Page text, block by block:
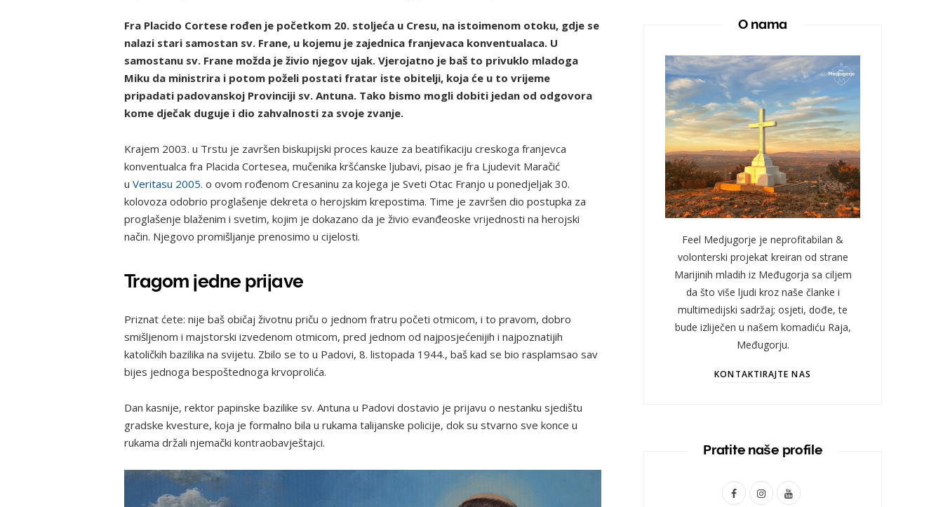
Fra Placido Cortese rođen je početkom 20. stoljeća u Cresu, na istoimenom otoku, gdje se
nalazi stari samostan sv. Frane, u kojemu je zajednica franjevaca konventualaca. U
samostanu sv. Frane možda je živio njegov ujak. Vjerojatno je baš to privuklo mladoga
Miku da ministrira i potom poželi postati fratar iste obitelji, koja će u to vrijeme
pripadati padovanskoj Provinciji sv. Antuna. Tako bismo mogli dobiti jedan od odgovora
kome dječak duguje i dio zahvalnosti za svoje zvanje.
Krajem 2003. u Trstu je završen biskupijski proces kauze za beatifikaciju creskoga franjevca
konventualca fra Placida Cortesea, mučenika kršćanske ljubavi, pisao je fra Ljudevit Maračić
u Veritasu 2005. o ovom rođenom Cresaninu za kojega je Sveti Otac Franjo u ponedjeljak 30.
kolovoza odobrio proglašenje dekreta o herojskim krepostima. Time je završen dio postupka za
proglašenje blaženim i svetim, kojim je dokazano da je živio evanđeoske vrijednosti na herojski
način. Njegovo promišljanje prenosimo u cijelosti.
Tragom jedne prijave
Priznat ćete: nije baš običaj životnu priču o jednom fratru početi otmicom, i to pravom, dobro
smišljenom i majstorski izvedenom otmicom, pred jednom od najposjećenijih i najpoznatijih
katoličkih bazilika na svijetu. Zbilo se to u Padovi, 8. listopada 1944., baš kad se bio rasplamsao sav
bijes jednoga bespoštednoga krvoprolića.
Dan kasnije, rektor papinske bazilike sv. Antuna u Padovi dostavio je prijavu o nestanku sjedištu
gradske kvesture, koja je formalno bila u rukama talijanske policije, dok su stvarno sve konce u
rukama držali njemački kontraobavještajci.
O nama
Feel Medjugorje je neprofitabilan &
volonterski projekat kreiran od strane
Marijinih mladih iz Međugorja sa ciljem
da što više ljudi kroz naše članke i
multimedijski sadržaj; osjeti, dođe, te
bude izliječen u našem komadiću Raja,
Međugorju.
KONTAKTIRAJTE NAS
Pratite naše profile
F
I
Y